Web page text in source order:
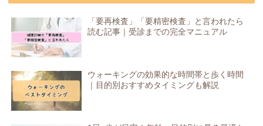
「要再検査」「要精密検査」と言われたら
読む記事｜受診までの完全マニュアル
ウォーキングの効果的な時間帯と歩く時間
｜目的別おすすめタイミングも解説